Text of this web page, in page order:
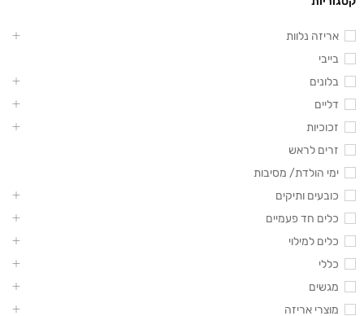
אריזה נלוות
בייבי
בלונים
דליים
זכוכיות
זרים לראש
ימי הולדת/ מסיבות
כובעים ותיקים
כלים חד פעמיים
כלים למילוי
כללי
מגשים
מוצרי אריזה